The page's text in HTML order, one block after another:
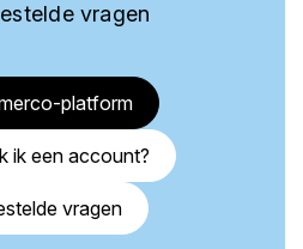
vragen
platform
ik een account?
vragen